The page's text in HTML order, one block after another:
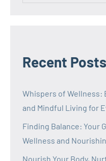
Recent Posts
Whispers of Wellness:
and Mindful Living for
Finding Balance: Your
Wellness and
Nourish Your Body,